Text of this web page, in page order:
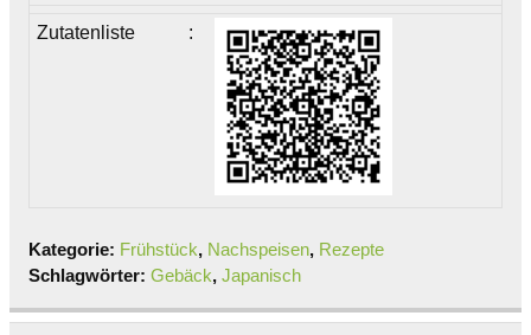
Zutatenliste :
Kategorie: Frühstück, Nachspeisen, Rezepte
Schlagwörter: Gebäck, Japanisch